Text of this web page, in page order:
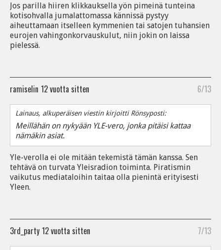
Jos parilla hiiren klikkauksella yön pimeinä tunteina
kotisohvalla jumalattomassa kännissä pystyy
aiheuttamaan itselleen kymmenien tai satojen tuhansien
eurojen vahingonkorvauskulut, niin jokin on laissa
pielessä.
ramiselin 12 vuotta sitten 6/13
Lainaus, alkuperäisen viestin kirjoitti Rönsyposti:
Meillähän on nykyään YLE-vero, jonka pitäisi kattaa
nämäkin asiat.
Yle-verolla ei ole mitään tekemistä tämän kanssa. Sen
tehtävä on turvata Yleisradion toiminta. Piratismin
vaikutus mediataloihin taitaa olla pienintä erityisesti
Yleen.
3rd_party 12 vuotta sitten 7/13